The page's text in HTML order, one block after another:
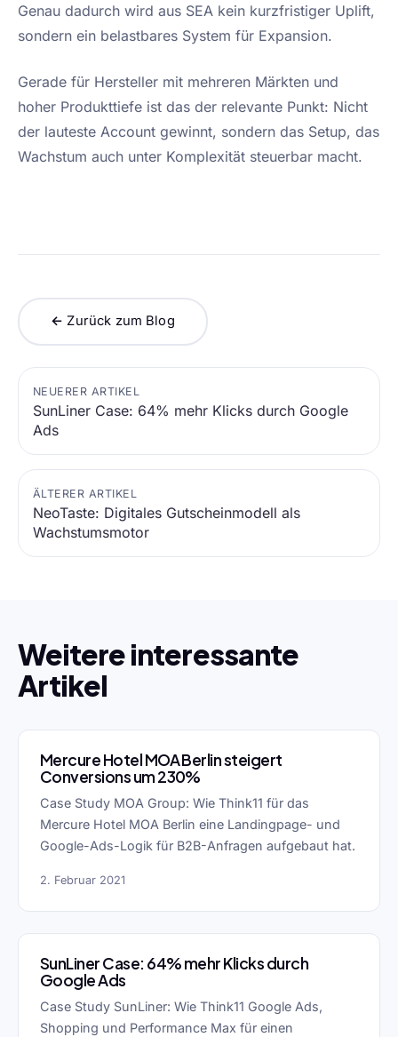
Genau dadurch wird aus SEA kein kurzfristiger Uplift,
sondern ein belastbares System für Expansion.
Gerade für Hersteller mit mehreren Märkten und
hoher Produkttiefe ist das der relevante Punkt: Nicht
der lauteste Account gewinnt, sondern das Setup, das
Wachstum auch unter Komplexität steuerbar macht.
← Zurück zum Blog
NEUERER ARTIKEL
SunLiner Case: 64% mehr Klicks durch Google
Ads
ÄLTERER ARTIKEL
NeoTaste: Digitales Gutscheinmodell als
Wachstumsmotor
Weitere interessante
Artikel
Mercure Hotel MOA Berlin steigert
Conversions um 230%
Case Study MOA Group: Wie Think11 für das
Mercure Hotel MOA Berlin eine Landingpage- und
Google-Ads-Logik für B2B-Anfragen aufgebaut hat.
2. Februar 2021
SunLiner Case: 64% mehr Klicks durch
Google Ads
Case Study SunLiner: Wie Think11 Google Ads,
Shopping und Performance Max für einen